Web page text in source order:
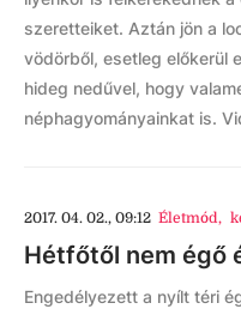
szeretteiket. Aztán jön a
vödörből, esetleg előkerül
hideg nedűvel, hogy
néphagyományainkat is.
2017. 04. 02., 09:12 Életmód,
Hétfőtől nem égő
Engedélyezett a nyílt téri